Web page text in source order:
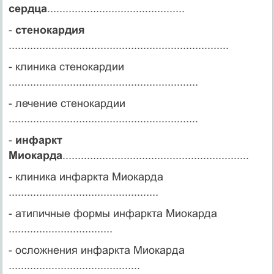
сердца.............................................
- стенокардия
........................................................................
- клиника стенокардии
..............................................................
- лечение стенокардии
..............................................................
- инфаркт
Миокарда.............................................................
- клиника инфаркта Миокарда
.................................................
- атипичные формы инфаркта Миокарда
..................................
- осложнения инфаркта Миокарда
...........................................